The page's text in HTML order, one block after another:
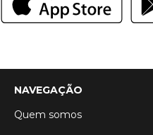
NAVEGAÇÃO
Quem somos